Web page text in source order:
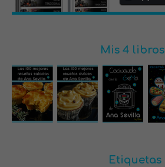
Mis 4 libros
Etiquetas